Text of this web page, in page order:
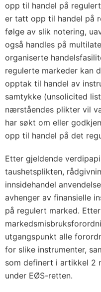
opp til handel på
er tatt opp til handel på
følge av slik notering,
også handles på
organiserte
regulerte markeder kan
opptak til handel av
samtykke (unsolicited
nærståendes plikter vil
har søkt om eller
opp til handel på det
Etter gjeldende
taushetsplikten,
innsidehandel
avhenger av finansielle
på regulert marked. Etter
utgangspunkt alle
for slike instrumenter,
som definert i artikkel 2
under EØS-retten.